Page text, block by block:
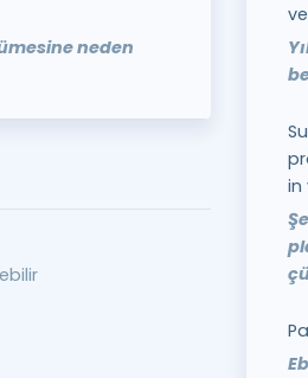
neden
in